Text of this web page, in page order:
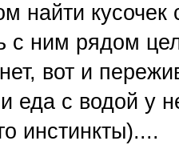
найти
с ним рядом
вот и
еда с водой у
инстинкты)....